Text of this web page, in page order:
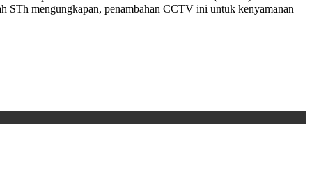
STh mengungkapan, penambahan CCTV ini untuk kenyamanan